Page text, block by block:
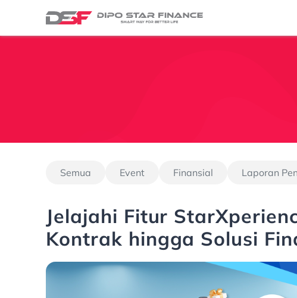
Semua Event Finansial Laporan
Jelajahi Fitur
Kontrak hingga Solusi